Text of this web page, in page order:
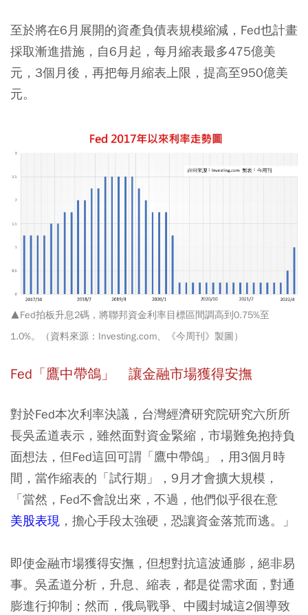
至於將在6月展開的資產負債表規模縮減，Fed也計畫
採取漸進措施，自6月起，每月縮表最多475億美
元，3個月後，再把每月縮表上限，提高至950億美
元。
▲Fed拍板升息2碼，將聯邦資金利率目標區間調高到0.75%至
1.0%。（資料來源：Investing.com、《今周刊》製圖）
Fed 「鷹中帶鴿」 讓金融市場獲得安撫
對於Fed本次利率決議，台灣經濟研究院研究六所所
長吳孟道表示，雖然面對資金緊縮，市場難免抱持負
面想法，但Fed這回可謂「鷹中帶鴿」，用3個月時
間，當作縮表的「試行期」，9月才會擴大規模，
「當然，Fed不會說出來，不過，他們似乎很在意
美股表現 ，擔心手段太強硬，恐讓資金落荒而逃。」
即使金融市場獲得安撫，但想對抗這波通膨，絕非易
事。吳孟道分析，升息、縮表，都是從需求面，對通
膨進行抑制；然而，俄烏戰爭、中國封城這2個導致